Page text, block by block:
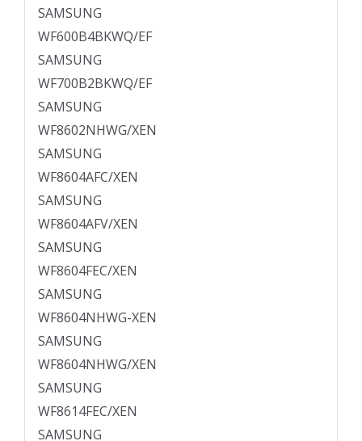
SAMSUNG
WF600B4BKWQ/EF
SAMSUNG
WF700B2BKWQ/EF
SAMSUNG
WF8602NHWG/XEN
SAMSUNG
WF8604AFC/XEN
SAMSUNG
WF8604AFV/XEN
SAMSUNG
WF8604FEC/XEN
SAMSUNG
WF8604NHWG-XEN
SAMSUNG
WF8604NHWG/XEN
SAMSUNG
WF8614FEC/XEN
SAMSUNG